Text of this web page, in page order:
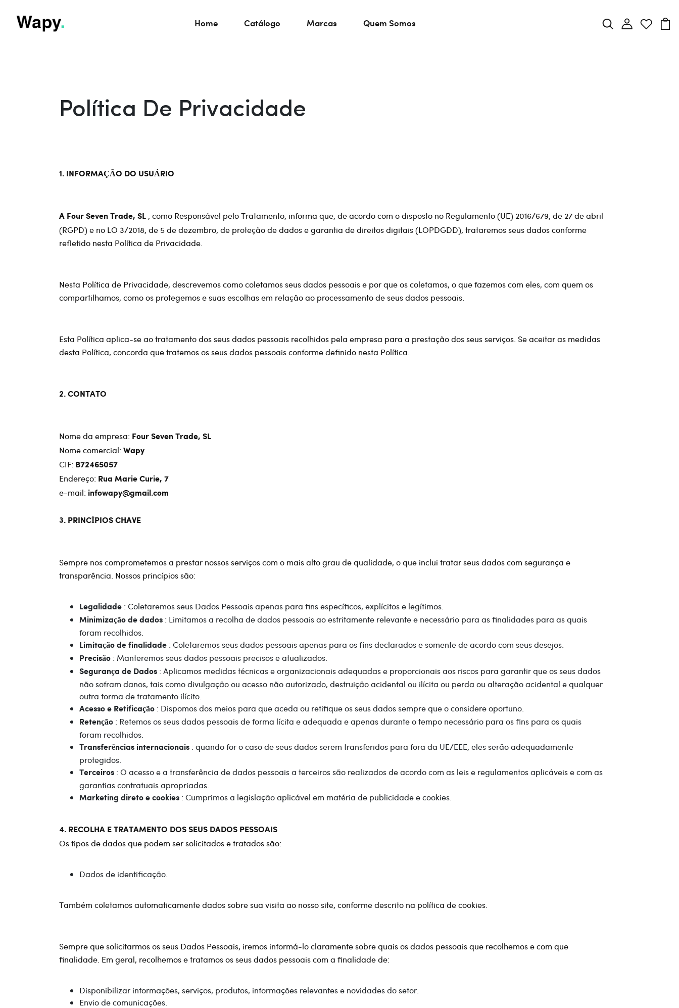
Home Catálogo Marcas Quem Somos
Política De Privacidade
1. INFORMAÇÃO DO USUÁRIO
A Four Seven Trade, SL , como Responsável pelo Tratamento, informa que, de acordo com o disposto no Regulamento (UE) 2016/679, de 27 de abril
(RGPD) e no LO 3/2018, de 5 de dezembro, de proteção de dados e garantia de direitos digitais (LOPDGDD), trataremos seus dados conforme
refletido nesta Política de Privacidade.
Nesta Política de Privacidade, descrevemos como coletamos seus dados pessoais e por que os coletamos, o que fazemos com eles, com quem os
compartilhamos, como os protegemos e suas escolhas em relação ao processamento de seus dados pessoais.
Esta Política aplica-se ao tratamento dos seus dados pessoais recolhidos pela empresa para a prestação dos seus serviços. Se aceitar as medidas
desta Política, concorda que tratemos os seus dados pessoais conforme definido nesta Política.
2. CONTATO
Nome da empresa: Four Seven Trade, SL
Nome comercial: Wapy
CIF: B72465057
Endereço: Rua Marie Curie, 7
e-mail: infowapy@gmail.com
3. PRINCÍPIOS CHAVE
Sempre nos comprometemos a prestar nossos serviços com o mais alto grau de qualidade, o que inclui tratar seus dados com segurança e
transparência. Nossos princípios são:
Legalidade : Coletaremos seus Dados Pessoais apenas para fins específicos, explícitos e legítimos.
Minimização de dados : Limitamos a recolha de dados pessoais ao estritamente relevante e necessário para as finalidades para as quais
foram recolhidos.
Limitação de finalidade : Coletaremos seus dados pessoais apenas para os fins declarados e somente de acordo com seus desejos.
Precisão : Manteremos seus dados pessoais precisos e atualizados.
Segurança de Dados : Aplicamos medidas técnicas e organizacionais adequadas e proporcionais aos riscos para garantir que os seus dados
não sofram danos, tais como divulgação ou acesso não autorizado, destruição acidental ou ilícita ou perda ou alteração acidental e qualquer
outra forma de tratamento ilícito.
Acesso e Retificação : Dispomos dos meios para que aceda ou retifique os seus dados sempre que o considere oportuno.
Retenção : Retemos os seus dados pessoais de forma lícita e adequada e apenas durante o tempo necessário para os fins para os quais
foram recolhidos.
Transferências internacionais : quando for o caso de seus dados serem transferidos para fora da UE/EEE, eles serão adequadamente
protegidos.
Terceiros : O acesso e a transferência de dados pessoais a terceiros são realizados de acordo com as leis e regulamentos aplicáveis ​​e com as
garantias contratuais apropriadas.
Marketing direto e cookies : Cumprimos a legislação aplicável em matéria de publicidade e cookies.
4. RECOLHA E TRATAMENTO DOS SEUS DADOS PESSOAIS
Os tipos de dados que podem ser solicitados e tratados são:
Dados de identificação.
Também coletamos automaticamente dados sobre sua visita ao nosso site, conforme descrito na política de cookies.
Sempre que solicitarmos os seus Dados Pessoais, iremos informá-lo claramente sobre quais os dados pessoais que recolhemos e com que
finalidade. Em geral, recolhemos e tratamos os seus dados pessoais com a finalidade de:
Disponibilizar informações, serviços, produtos, informações relevantes e novidades do setor.
Envio de comunicações.